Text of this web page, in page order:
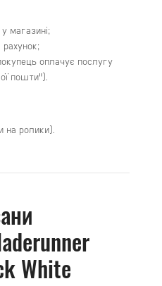
магазині;
оплачує послугу
пошти").
на ролики).
White